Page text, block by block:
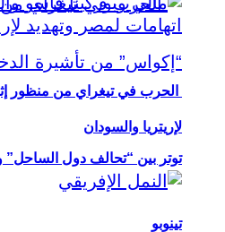
توتر بين “تحالف دول الساحل”
تينوبو
الحرب في تيغراي من منظور
لإريتريا والسودان